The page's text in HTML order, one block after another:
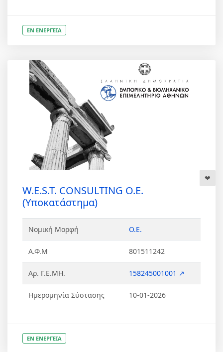
ΕΝ ΕΝΕΡΓΕΙΑ
W.E.S.T. CONSULTING Ο.Ε.
(Υποκατάστημα)
Νομική Μορφή Ο.Ε.
Α.Φ.Μ 801511242
Αρ. Γ.Ε.ΜΗ. 158245001001 ↗
Ημερομηνία Σύστασης 10-01-2026
ΕΝ ΕΝΕΡΓΕΙΑ